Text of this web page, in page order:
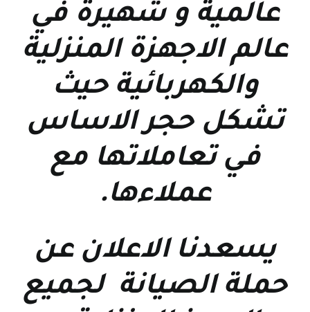
عالمية و شهيرة في
عالم الاجهزة المنزلية
والكهربائية حيث
تشكل حجر الاساس
في تعاملاتها مع
عملاءها.
يسعدنا الاعلان عن
حملة الصيانة لجميع